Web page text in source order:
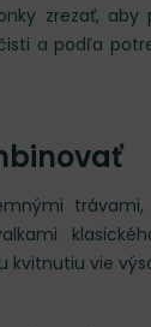
zrezať, aby
a podľa
kvitnutiu vie